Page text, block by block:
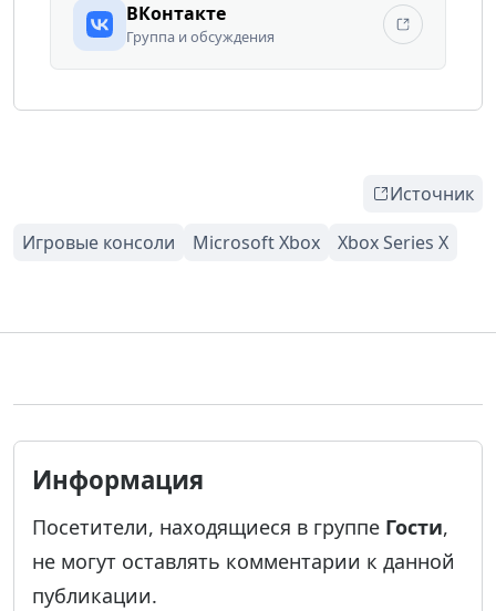
ВКонтакте
Группа и обсуждения
Источник
Информация
Посетители, находящиеся в группе Гости,
не могут оставлять комментарии к данной
публикации.